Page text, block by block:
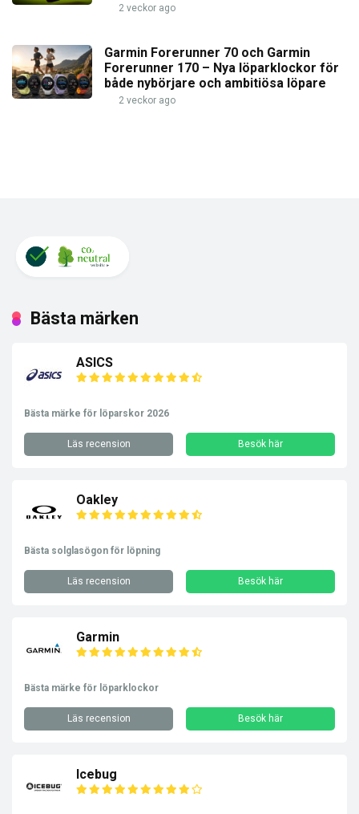
2 veckor ago
Garmin Forerunner 70 och Garmin
Forerunner 170 – Nya löparklockor för
både nybörjare och ambitiösa löpare
2 veckor ago
Bästa märken
ASICS
Bästa märke för löparskor 2026
Läs recension Besök här
Oakley
Bästa solglasögon för löpning
Läs recension Besök här
Garmin
Bästa märke för löparklockor
Läs recension Besök här
Icebug